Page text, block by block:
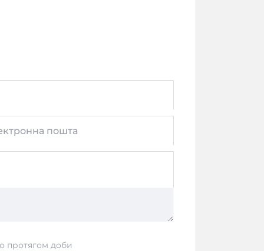
пошта
протягом доби